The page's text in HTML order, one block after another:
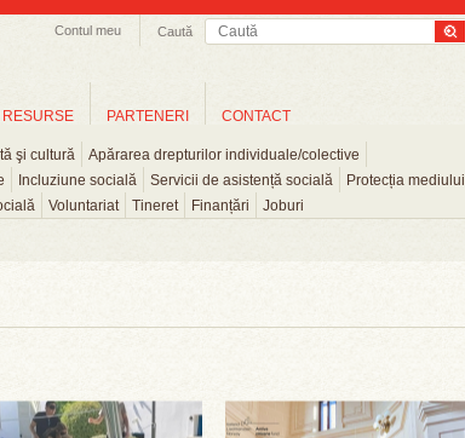
Caută
Contul meu
şi cultură
Apărarea drepturilor individuale/colective
Incluziune socială Servicii de asistență socială
Protecția mediului
Voluntariat Tineret Finanțări Joburi
RESURSE PARTENERI CONTACT